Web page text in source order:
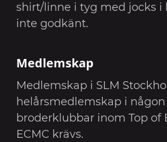
shirt/linne i tyg med jocks i
inte godkänt.
Medlemskap
Medlemskap i SLM
helårsmedlemskap i någon
broderklubbar inom Top of
ECMC krävs.